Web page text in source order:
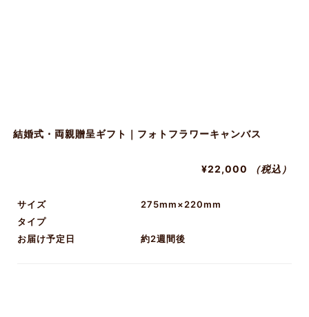
結婚式・両親贈呈ギフト｜フォトフラワーキャンバス
¥22,000 （税込）
サイズ
275mm×220mm
タイプ
お届け予定日
約2週間後